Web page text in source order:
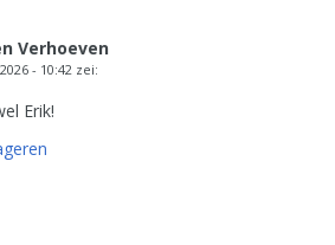
Verhoeven
- 10:42 zei:
Erik!